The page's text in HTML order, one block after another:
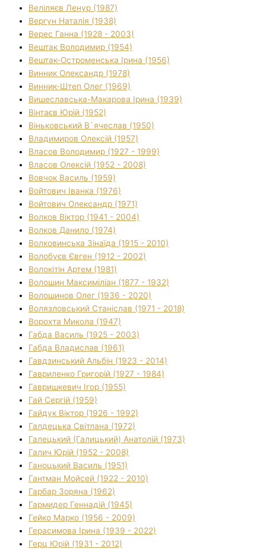
Веліляєв Ленур (1987)
Вергун Наталія (1938)
Верес Ганна (1928 - 2003)
Вештак Володимир (1954)
Вештак-Остроменська Ірина (1956)
Винник Олександр (1978)
Винник-Штеп Олег (1969)
Вишеславська-Макарова Ірина (1939)
Вінтаєв Юрій (1952)
Віньковський В`ячеслав (1950)
Владимиров Олексій (1957)
Власов Володимир (1927 - 1999)
Власов Олексій (1952 - 2008)
Вовчок Василь (1959)
Войтович Іванка (1976)
Войтович Олександр (1971)
Волков Віктор (1941 - 2004)
Волков Данило (1974)
Волковинська Зінаїда (1915 - 2010)
Волобуєв Євген (1912 - 2002)
Волокітін Артем (1981)
Волошин Максиміліан (1877 - 1932)
Волошинов Олег (1936 - 2020)
Волязловський Станіслав (1971 - 2018)
Ворохта Микола (1947)
Габда Василь (1925 - 2003)
Габда Владислав (1961)
Гавдзинський Альбін (1923 - 2014)
Гавриленко Григорій (1927 - 1984)
Гавришкевич Ігор (1955)
Гай Сергій (1959)
Гайдук Віктор (1926 - 1992)
Галдецька Світлана (1972)
Галецький (Галицький) Анатолій (1973)
Галич Юрій (1952 - 2008)
Ганоцький Василь (1951)
Гантман Мойсей (1922 - 2010)
Гарбар Зоряна (1962)
Гармидер Геннадій (1945)
Гейко Марко (1956 - 2009)
Герасимова Ірина (1939 - 2022)
Герц Юрій (1931 - 2012)